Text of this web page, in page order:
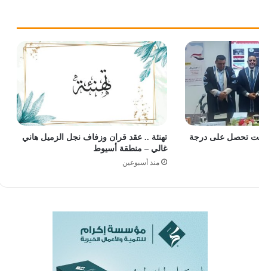
تحصل على درجة
تهنئة .. عقد قران وزفاف نجل الزميل هاني
غالي – منطقة أسيوط
منذ أسبوعين